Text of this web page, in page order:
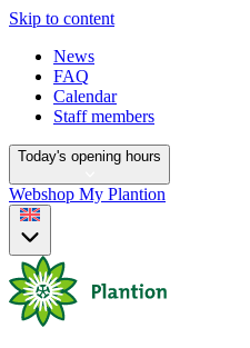
Skip to content
News
FAQ
Calendar
Staff members
Today's opening hours
Webshop My Plantion